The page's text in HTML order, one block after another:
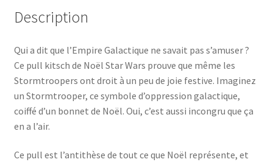
Description
Qui a dit que l’Empire Galactique ne savait pas s’amuser ?
Ce pull kitsch de Noël Star Wars prouve que même les
Stormtroopers ont droit à un peu de joie festive. Imaginez
un Stormtrooper, ce symbole d’oppression galactique,
coiffé d’un bonnet de Noël. Oui, c’est aussi incongru que ça
en a l’air.
Ce pull est l’antithèse de tout ce que Noël représente, et